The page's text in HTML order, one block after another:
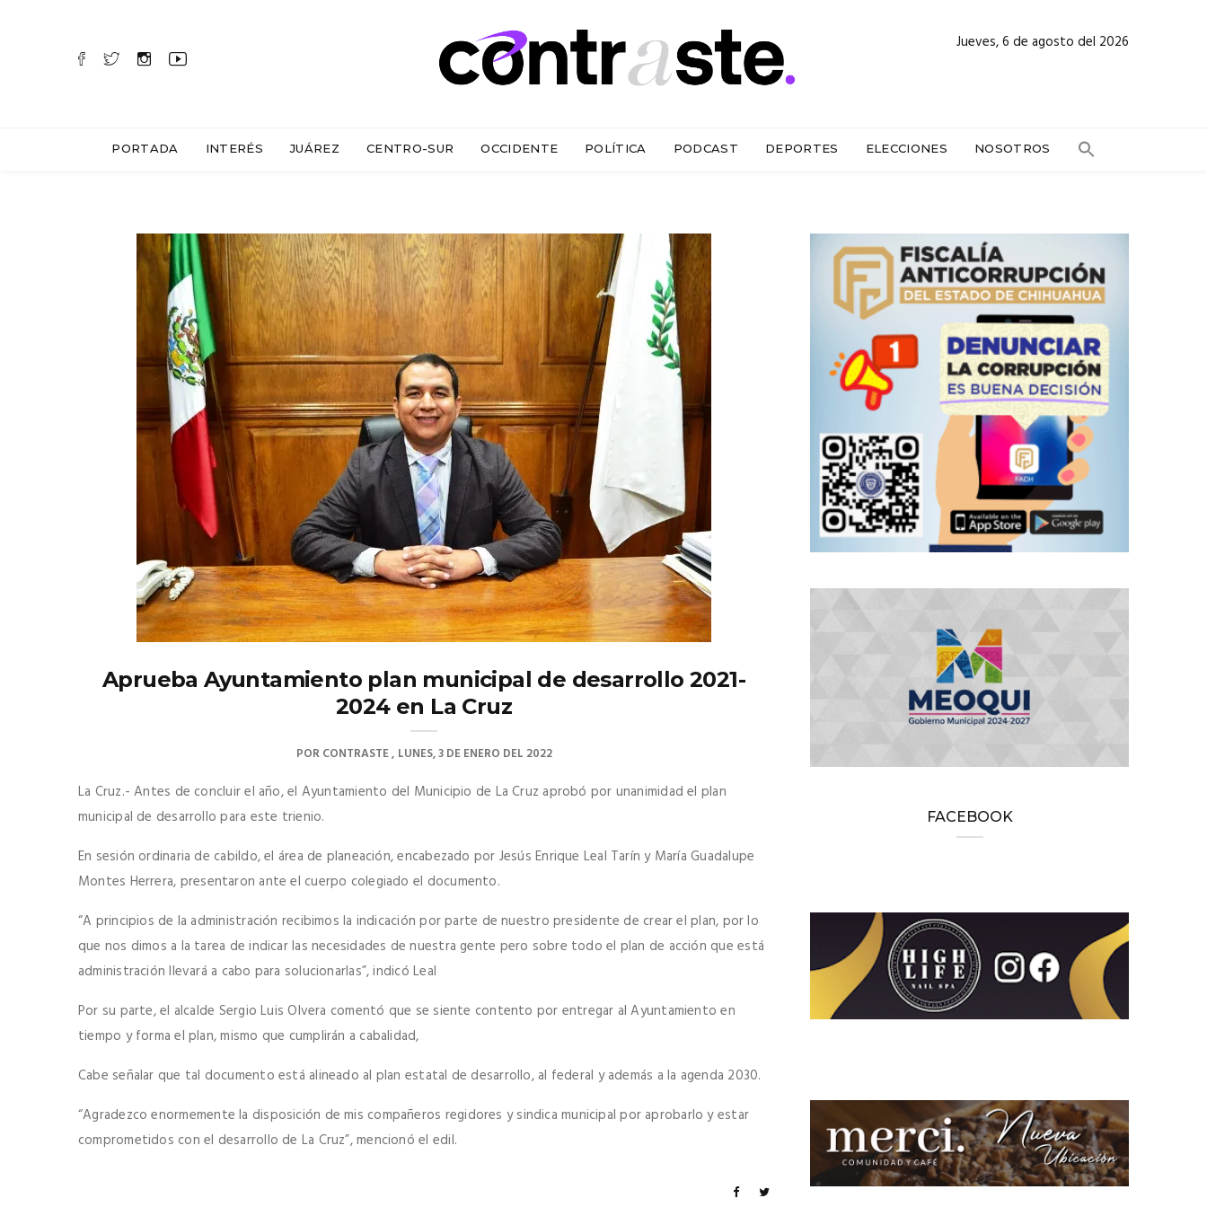
Jueves, 6 de agosto del 2026
PORTADA INTERÉS JUÁREZ CENTRO-SUR OCCIDENTE POLÍTICA PODCAST DEPORTES ELECCIONES NOSOTROS
Aprueba Ayuntamiento plan municipal de desarrollo 2021-
2024 en La Cruz
PORCONTRASTE LUNES, 3 DE ENERO DEL 2022
La Cruz.- Antes de concluir el año, el Ayuntamiento del Municipio de La Cruz aprobó por unanimidad el plan
municipal de desarrollo para este trienio.
En sesión ordinaria de cabildo, el área de planeación, encabezado por Jesús Enrique Leal Tarín y María Guadalupe
Montes Herrera, presentaron ante el cuerpo colegiado el documento.
“A principios de la administración recibimos la indicación por parte de nuestro presidente de crear el plan, por lo
que nos dimos a la tarea de indicar las necesidades de nuestra gente pero sobre todo el plan de acción que está
administración llevará a cabo para solucionarlas”, indicó Leal
Por su parte, el alcalde Sergio Luis Olvera comentó que se siente contento por entregar al Ayuntamiento en
tiempo y forma el plan, mismo que cumplirán a cabalidad,
Cabe señalar que tal documento está alineado al plan estatal de desarrollo, al federal y además a la agenda 2030.
“Agradezco enormemente la disposición de mis compañeros regidores y sindica municipal por aprobarlo y estar
comprometidos con el desarrollo de La Cruz”, mencionó el edil.
FACEBOOK